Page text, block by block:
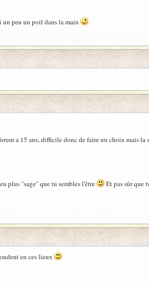
un peu un poil dans la main
a 15 ans, difficile donc de faire un choix mais la
plus "sage" que tu sembles l'être
Et pas sûr que
en ces lieux